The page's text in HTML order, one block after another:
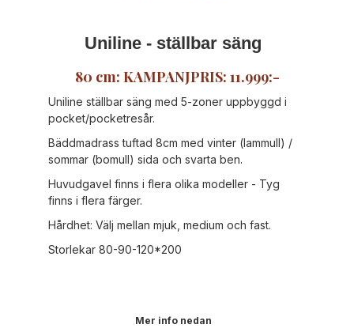
Uniline - ställbar säng
80 cm: KAMPANJPRIS: 11.999:-
Uniline ställbar säng med 5-zoner uppbyggd i
pocket/pocketresår.
Bäddmadrass tuftad 8cm med vinter (lammull) /
sommar (bomull) sida och svarta ben.
Huvudgavel finns i flera olika modeller - Tyg
finns i flera färger.
Hårdhet: Välj mellan mjuk, medium och fast.
Storlekar 80-90-120*200
Mer info nedan